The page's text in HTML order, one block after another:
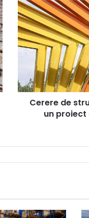
Cerere
de
structura
metalica
pentru
proiect
de
1
milionCerere de
un proiect